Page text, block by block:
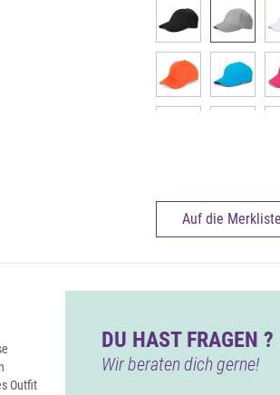
Auf die Merkliste
Outfit
DU HAST FRAGEN ?
Wir beraten dich gerne!